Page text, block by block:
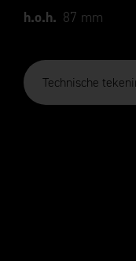
h.o.h. 87 mm
Technische